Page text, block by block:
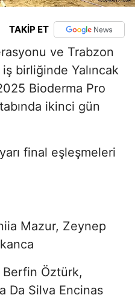
TAKİP ET
ve Trabzon
birliğinde Yalıncak
Bioderma Pro
ikinci gün
final eşleşmeleri
Mazur, Zeynep
Berfin Öztürk,
Da Silva Encinas